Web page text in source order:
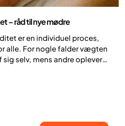
– råd til nye mødre
er en individuel proces,
alle. For nogle falder vægten
selv, mens andre oplever,